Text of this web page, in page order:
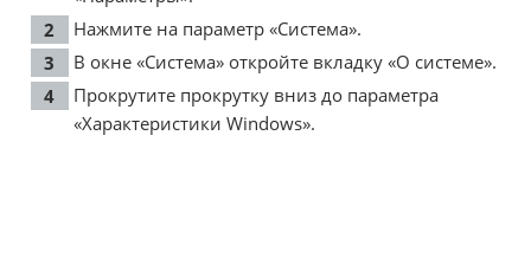
Нажмите на параметр «Система».
В окне «Система» откройте вкладку «О системе».
Прокрутите прокрутку вниз до параметра
«Характеристики Windows».